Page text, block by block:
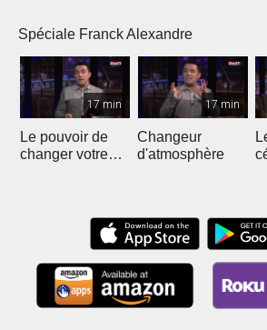
Spéciale Franck Alexandre
17 min
Le pouvoir de
changer votre
17 min
Changeur
d'atmosphère